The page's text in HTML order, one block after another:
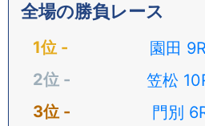
全場の勝負レース
園田
笠松
門別